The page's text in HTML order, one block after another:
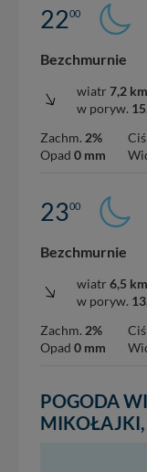
2200
Bezchmurnie
wiatr 7,2
w poryw.
Zachm. 2%
Opad 0 mm
2300
Bezchmurnie
wiatr 6,5
w poryw.
Zachm. 2%
Opad 0 mm
POGODA